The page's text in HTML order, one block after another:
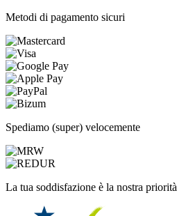
Metodi di pagamento sicuri
Spediamo (super) velocemente
La tua soddisfazione è la nostra priorità